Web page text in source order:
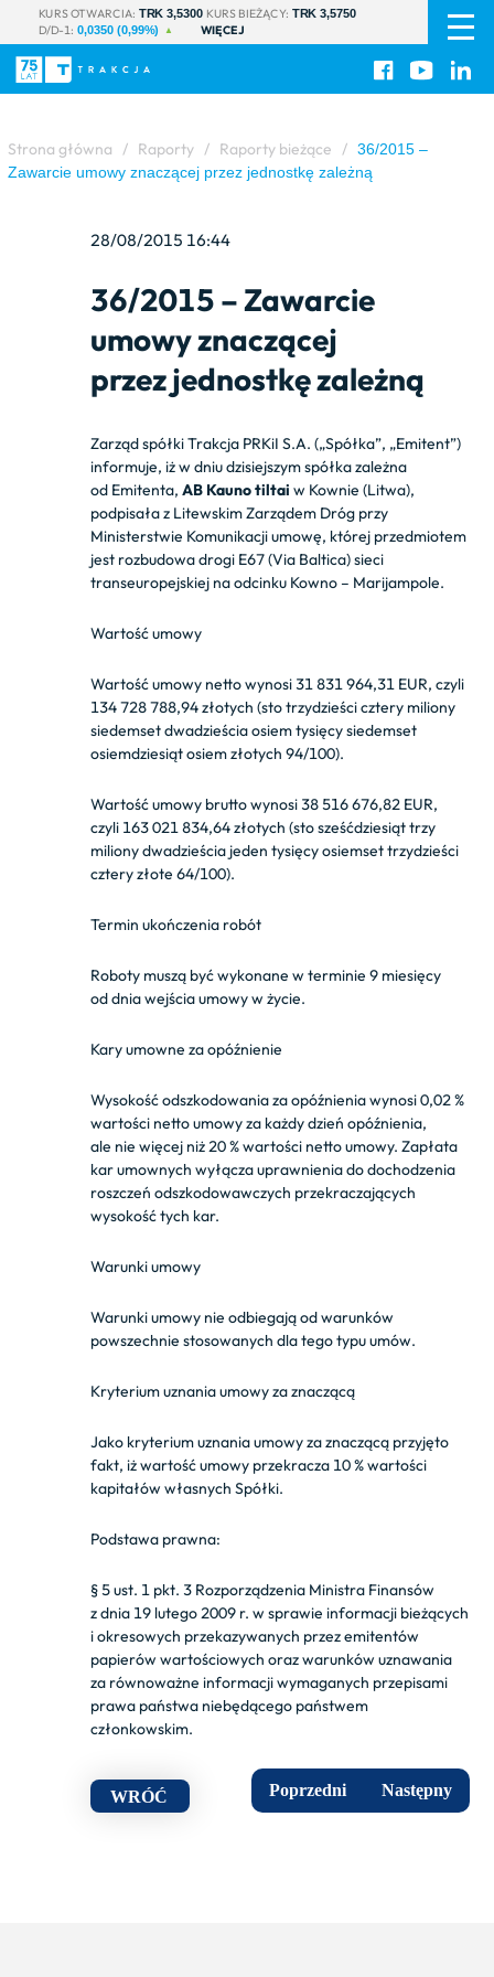
KURS OTWARCIA: TRK 3,5300 KURS BIEŻĄCY: TRK 3,5750
D/D-1: 0,0350 (0,99%) WIĘCEJ
PL
EN
Strona główna / Raporty / Raporty bieżące / 36/2015 –
Zawarcie umowy znaczącej przez jednostkę zależną
28/08/2015 16:44
36/2015 – Zawarcie
umowy znaczącej
przez jednostkę zależną
Zarząd spółki Trakcja PRKiI S.A. („Spółka”, „Emitent”)
informuje, iż w dniu dzisiejszym spółka zależna
od Emitenta,AB Kauno tiltai w Kownie (Litwa),
podpisała z Litewskim Zarządem Dróg przy
Ministerstwie Komunikacji umowę, której przedmiotem
jest rozbudowa drogi E67 (Via Baltica) sieci
transeuropejskiej na odcinku Kowno – Marijampole.
Wartość umowy
Wartość umowy netto wynosi 31 831 964,31 EUR, czyli
134 728 788,94 złotych (sto trzydzieści cztery miliony
siedemset dwadzieścia osiem tysięcy siedemset
osiemdziesiąt osiem złotych 94/100).
Wartość umowy brutto wynosi 38 516 676,82 EUR,
czyli 163 021 834,64 złotych (sto sześćdziesiąt trzy
miliony dwadzieścia jeden tysięcy osiemset trzydzieści
cztery złote 64/100).
Termin ukończenia robót
Roboty muszą być wykonane w terminie 9 miesięcy
od dnia wejścia umowy w życie.
Kary umowne za opóźnienie
Wysokość odszkodowania za opóźnienia wynosi 0,02 %
wartości netto umowy za każdy dzień opóźnienia,
ale nie więcej niż 20 % wartości netto umowy. Zapłata
kar umownych wyłącza uprawnienia do dochodzenia
roszczeń odszkodowawczych przekraczających
wysokość tych kar.
Warunki umowy
Warunki umowy nie odbiegają od warunków
powszechnie stosowanych dla tego typu umów.
Kryterium uznania umowy za znaczącą
Jako kryterium uznania umowy za znaczącą przyjęto
fakt, iż wartość umowy przekracza 10 % wartości
kapitałów własnych Spółki.
Podstawa prawna:
§ 5 ust. 1 pkt. 3 Rozporządzenia Ministra Finansów
z dnia 19 lutego 2009 r. w sprawie informacji bieżących
i okresowych przekazywanych przez emitentów
papierów wartościowych oraz warunków uznawania
za równoważne informacji wymaganych przepisami
prawa państwa niebędącego państwem
członkowskim.
WRÓĆ Poprzedni Następny